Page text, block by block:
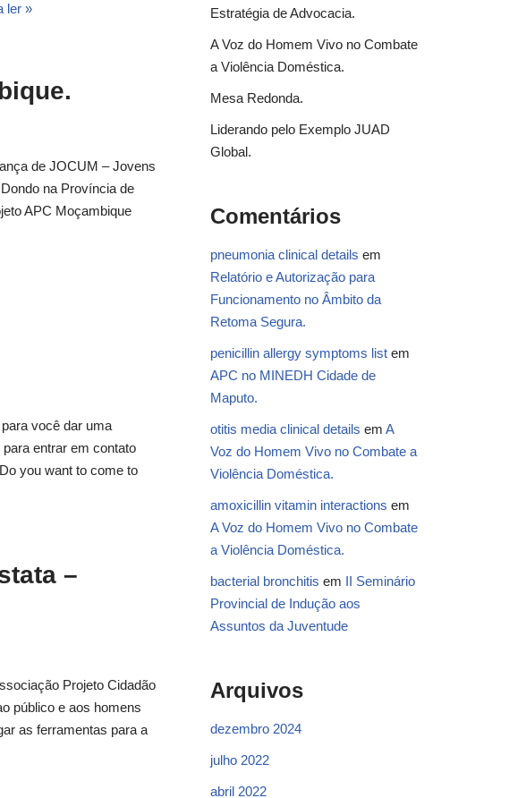
ler »
de JOCUM – Jovens
na Província de
APC Moçambique
você dar uma
entrar em contato
you want to come to
–
Projeto Cidadão
público e aos homens
as ferramentas para a
Estratégia de Advocacia.
A Voz do Homem Vivo no Combate
a Violência Doméstica.
Mesa Redonda.
Liderando pelo Exemplo JUAD
Global.
Comentários
pneumonia clinical details em
Relatório e Autorização para
Funcionamento no Âmbito da
Retoma Segura.
penicillin allergy symptoms listem
APC no MINEDH Cidade de
Maputo.
otitis media clinical details em A
Voz do Homem Vivo no Combate a
Violência Doméstica.
amoxicillin vitamin interactions em
A Voz do Homem Vivo no Combate
a Violência Doméstica.
bacterial bronchitis em II Seminário
Provincial de Indução aos
Assuntos da Juventude
Arquivos
dezembro 2024
julho 2022
abril 2022